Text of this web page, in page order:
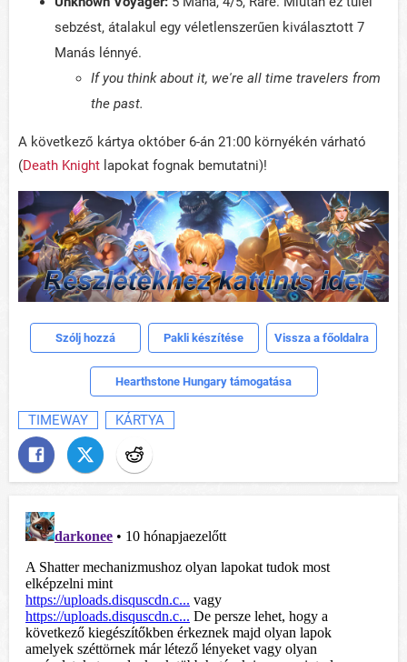
sebzést, átalakul egy véletlenszerűen kiválasztott 7
Manás lénnyé.
If you think about it, we're all time travelers from
the past.
A következő kártya október 6-án 21:00 környékén várható
(Death Knight lapokat fognak bemutatni)!
Szólj hozzá Pakli készítése Vissza a főoldalra
Hearthstone Hungary támogatása
TIMEWAY KÁRTYA